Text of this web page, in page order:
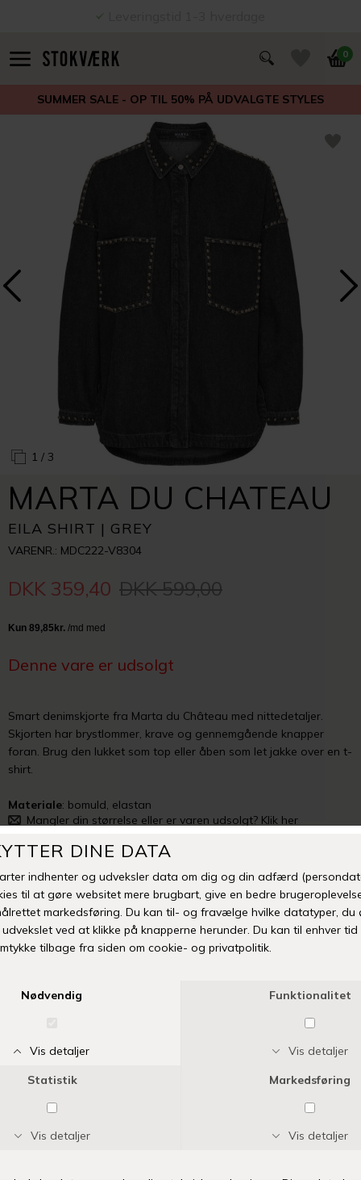
0
SUMMER SALE - OP TIL 50% PÅ UDVALGTE STYLES
1 / 3
MARTA DU CHATEAU
EILA SHIRT | GREY
VARENR.: MDC222-V8304
DKK 599,00
DKK 359,40
Denne vare er udsolgt
Smart denimskjorte fra Marta du Château med nittedetaljer.
Skjorten har brystlommer, krave og gennemgående knapper
foran. Brug den lukket som top eller åben som let jakke over en t-
shirt.
Materiale: bomuld, elastan
Mangler din størrelse eller er varen udsolgt? Klik her
TILFØJ TIL ØNSKESKYEN
Fri fragt over 399 kr Levering 1-3 hverdage 14 dages fuld returret
Vi anbefaler også
-50%